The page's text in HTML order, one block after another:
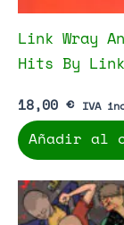
Link Wray
Hits By Link
18,00 € IVA
Añadir al